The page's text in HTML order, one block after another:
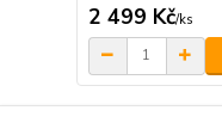
2 499 Kč/ks